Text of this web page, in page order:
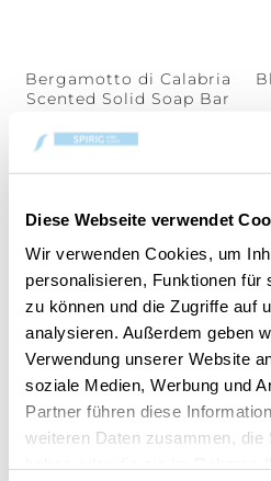
Diese Webseite verwendet
Wir verwenden Cookies, um
personalisieren, Funktionen für
zu können und die Zugriffe auf
analysieren. Außerdem geben
Verwendung unserer Website
soziale Medien, Werbung und
Partner führen diese
weiteren Daten zusammen, die
Bergamotto di Calabria
Scented Solid Soap Bar
CHF 9.90
Black Orchid & Lily